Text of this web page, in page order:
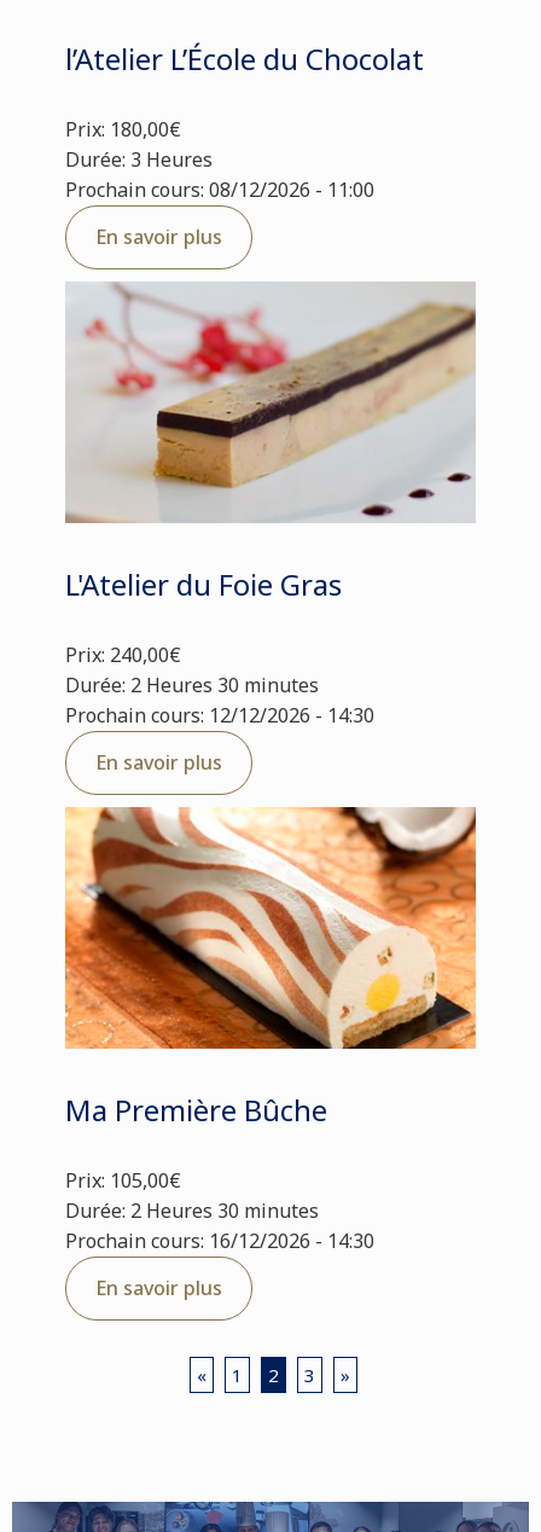
l’Atelier L’École du Chocolat
Prix: 180,00€
Durée: 3 Heures
Prochain cours: 08/12/2026 - 11:00
En savoir plus
L'Atelier du Foie Gras
Prix: 240,00€
Durée: 2 Heures 30 minutes
Prochain cours: 12/12/2026 - 14:30
En savoir plus
Ma Première Bûche
Prix: 105,00€
Durée: 2 Heures 30 minutes
Prochain cours: 16/12/2026 - 14:30
En savoir plus
« 1 2 3 »